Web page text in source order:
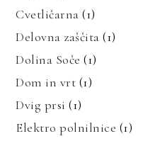
Cvetličarna (1)
Delovna zaščita (1)
Dolina Soče (1)
Dom in vrt (1)
Dvig prsi (1)
Elektro polnilnice (1)